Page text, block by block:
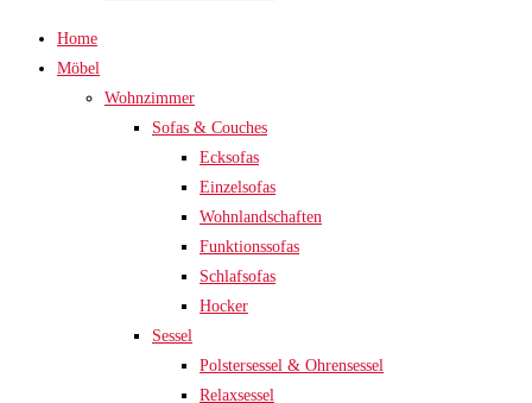
Home
Möbel
Wohnzimmer
Sofas & Couches
Ecksofas
Einzelsofas
Wohnlandschaften
Funktionssofas
Schlafsofas
Hocker
Sessel
Polstersessel & Ohrensessel
Relaxsessel